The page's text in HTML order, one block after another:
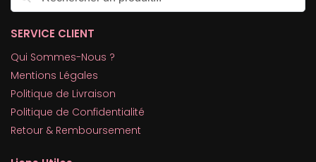
SERVICE CLIENT
Qui Sommes-Nous ?
Mentions Légales
Politique de Livraison
Politique de Confidentialité
Retour & Remboursement